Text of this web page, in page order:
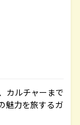
カルチャーまで
魅力を旅するガ